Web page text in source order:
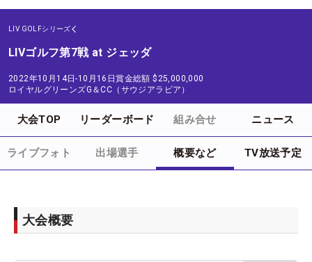
LIV GOLFシリーズ
LIVゴルフ第7戦 at ジェッダ
2022年10月14日-10月16日賞金総額 $25,000,000
ロイヤルグリーンズG＆CC（サウジアラビア）
大会TOP リーダーボード 組み合せ ニュース
ライブフォト 出場選手 概要など TV放送予定
大会概要